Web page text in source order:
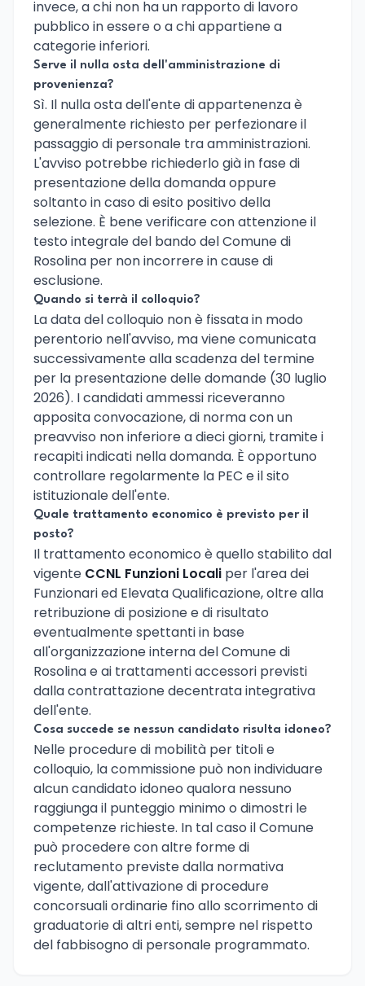
invece, a chi non ha un rapporto di lavoro
pubblico in essere o a chi appartiene a
categorie inferiori.
Serve il nulla osta dell'amministrazione di
provenienza?
Sì. Il nulla osta dell'ente di appartenenza è
generalmente richiesto per perfezionare il
passaggio di personale tra amministrazioni.
L'avviso potrebbe richiederlo già in fase di
presentazione della domanda oppure
soltanto in caso di esito positivo della
selezione. È bene verificare con attenzione il
testo integrale del bando del Comune di
Rosolina per non incorrere in cause di
esclusione.
Quando si terrà il colloquio?
La data del colloquio non è fissata in modo
perentorio nell'avviso, ma viene comunicata
successivamente alla scadenza del termine
per la presentazione delle domande (30 luglio
2026). I candidati ammessi riceveranno
apposita convocazione, di norma con un
preavviso non inferiore a dieci giorni, tramite i
recapiti indicati nella domanda. È opportuno
controllare regolarmente la PEC e il sito
istituzionale dell'ente.
Quale trattamento economico è previsto per il
posto?
Il trattamento economico è quello stabilito dal
vigente CCNL Funzioni Locali per l'area dei
Funzionari ed Elevata Qualificazione, oltre alla
retribuzione di posizione e di risultato
eventualmente spettanti in base
all'organizzazione interna del Comune di
Rosolina e ai trattamenti accessori previsti
dalla contrattazione decentrata integrativa
dell'ente.
Cosa succede se nessun candidato risulta idoneo?
Nelle procedure di mobilità per titoli e
colloquio, la commissione può non individuare
alcun candidato idoneo qualora nessuno
raggiunga il punteggio minimo o dimostri le
competenze richieste. In tal caso il Comune
può procedere con altre forme di
reclutamento previste dalla normativa
vigente, dall'attivazione di procedure
concorsuali ordinarie fino allo scorrimento di
graduatorie di altri enti, sempre nel rispetto
del fabbisogno di personale programmato.